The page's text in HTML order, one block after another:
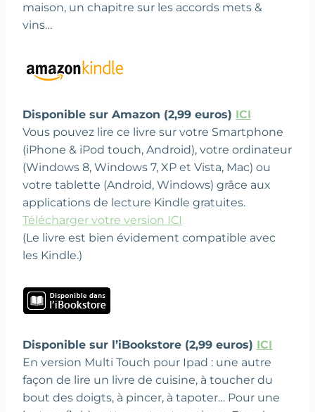
maison, un chapitre sur les accords mets &
vins…
Disponible sur Amazon (2,99 euros) ICI
Vous pouvez lire ce livre sur votre Smartphone
(iPhone & iPod touch, Android), votre ordinateur
(Windows 8, Windows 7, XP et Vista, Mac) ou
votre tablette (Android, Windows) grâce aux
applications de lecture Kindle gratuites.
Télécharger votre version ICI
(Le livre est bien évidement compatible avec
les Kindle.)
Disponible sur l’iBookstore (2,99 euros) ICI
En version Multi Touch pour Ipad : une autre
façon de lire un livre de cuisine, à toucher du
bout des doigts, à pincer, à tapoter… Pour une